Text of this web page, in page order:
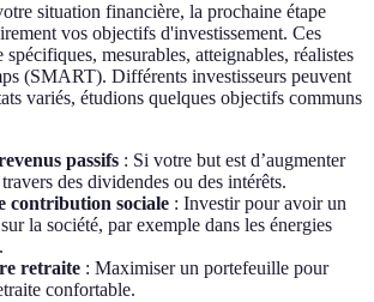
situation financière, la prochaine étape
vos objectifs d'investissement. Ces
mesurables, atteignables, réalistes
(SMART). Différents investisseurs peuvent
variés, étudions quelques objectifs communs
passifs : Si votre but est d’augmenter
des dividendes ou des intérêts.
contribution sociale : Investir pour avoir un
la société, par exemple dans les énergies
retraite : Maximiser un portefeuille pour
confortable.